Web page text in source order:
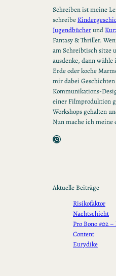
Schreiben ist meine
schreibe
Jugendbücherund
Fantasy & Thriller.
am Schreibtisch sitze
ausdenke, dann
Erde oder koche
mir dabei
Kommunikations-
einer Filmproduktion
Workshops gehalten
Nun mache ich meine
Instagram
Aktuelle Beiträge
Risikofaktor
Nachtschicht
Pro Bono #02
Content
Eurydike